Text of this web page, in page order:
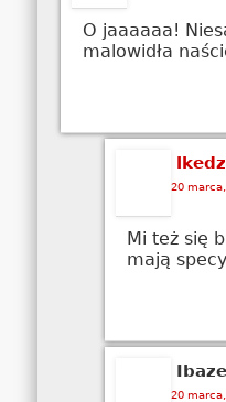
O jaaaaaa!
malowidła
20
Mi też się
mają
20